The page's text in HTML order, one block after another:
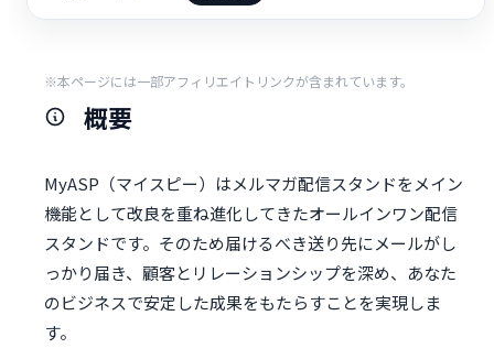
※本ページには一部アフィリエイトリンクが含まれています。
概要
MyASP（マイスピー）はメルマガ配信スタンドをメイン
機能として改良を重ね進化してきたオールインワン配信
スタンドです。そのため届けるべき送り先にメールがし
っかり届き、顧客とリレーションシップを深め、あなた
のビジネスで安定した成果をもたらすことを実現しま
す。